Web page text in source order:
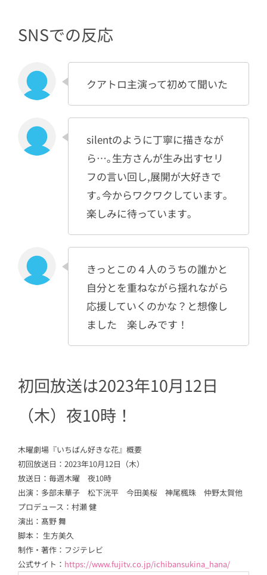
SNSでの反応
クアトロ主演って初めて聞いた
silentのように丁寧に描きなが
ら…｡生方さんが生み出すセリ
フの言い回し,展開が大好きで
す｡今からワクワクしています｡
楽しみに待っています｡
きっとこの４人のうちの誰かと
自分とを重ねながら揺れながら
応援していくのかな？と想像し
ました 楽しみです！
初回放送は2023年10月12日
（木）夜10時！
木曜劇場『いちばん好きな花』概要
初回放送日：2023年10月12日（木）
放送日：毎週木曜 夜10時
出演：多部未華子 松下洸平 今田美桜 神尾楓珠 仲野太賀他
プロデュース：村瀬 健
演出：髙野 舞
脚本： 生方美久
制作・著作：フジテレビ
公式サイト： https://www.fujitv.co.jp/ichibansukina_hana/